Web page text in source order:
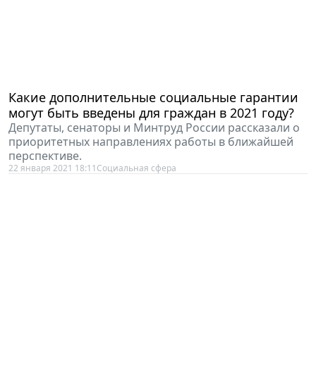
Какие дополнительные социальные гарантии
могут быть введены для граждан в 2021 году?
Депутаты, сенаторы и Минтруд России рассказали о
приоритетных направлениях работы в ближайшей
перспективе.
22 января 2021 18:11 Социальная сфера